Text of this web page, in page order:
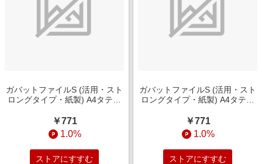
ガバットファイルS (活用・スト
ロングタイプ・紙製) A4タテ型
￥771
1.0%
ストアにすすむ
ガバットファイルS (活用・スト
ロングタイプ・紙製) A4タテ型
￥771
1.0%
ストアにすすむ